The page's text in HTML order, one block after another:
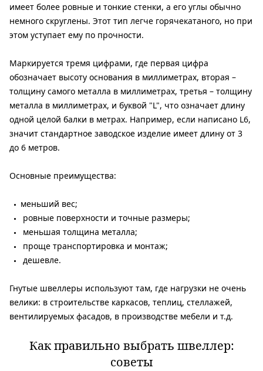
имеет более ровные и тонкие стенки, а его углы обычно
немного скруглены. Этот тип легче горячекатаного, но при
этом уступает ему по прочности.
Маркируется тремя цифрами, где первая цифра
обозначает высоту основания в миллиметрах, вторая –
толщину самого металла в миллиметрах, третья – толщину
металла в миллиметрах, и буквой "L", что означает длину
одной целой балки в метрах. Например, если написано L6,
значит стандартное заводское изделие имеет длину от 3
до 6 метров.
Основные преимущества:
меньший вес;
ровные поверхности и точные размеры;
меньшая толщина металла;
проще транспортировка и монтаж;
дешевле.
Гнутые швеллеры используют там, где нагрузки не очень
велики: в строительстве каркасов, теплиц, стеллажей,
вентилируемых фасадов, в производстве мебели и т.д.
Как правильно выбрать швеллер:
советы